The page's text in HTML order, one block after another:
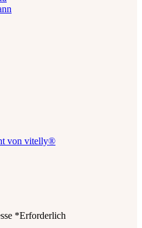
von vitelly®
*Erforderlich